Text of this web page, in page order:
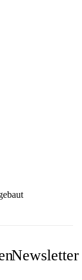
Newsletter